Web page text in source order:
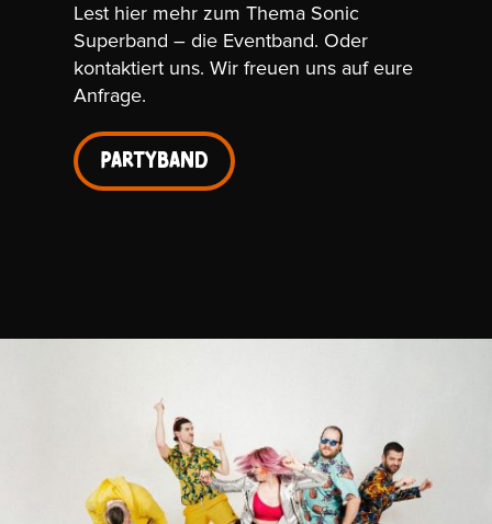
Lest hier mehr zum Thema Sonic
Superband – die Eventband. Oder
kontaktiert uns. Wir freuen uns auf eure
Anfrage.
Partyband